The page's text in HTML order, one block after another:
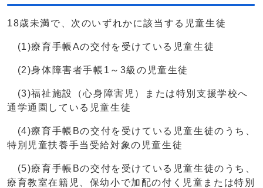
18歳未満で、次のいずれかに該当する児童生徒
(1)療育手帳Aの交付を受けている児童生徒
(2)身体障害者手帳1～3級の児童生徒
(3)福祉施設（心身障害児）または特別支援学校へ
通学通園している児童生徒
(4)療育手帳Bの交付を受けている児童生徒のうち、
特別児童扶養手当受給対象の児童生徒
(5)療育手帳Bの交付を受けている児童生徒のうち、
療育教室在籍児、保幼小で加配の付く児童または特別